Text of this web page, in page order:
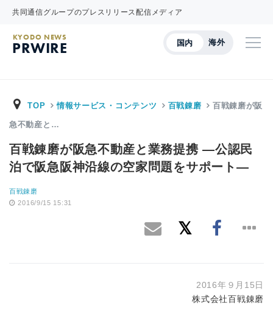
共同通信グループのプレスリリース配信メディア
国内 海外
KYODO NEWS
PRWIRE
TOP 情報サービス・コンテンツ 百戦錬磨 百戦錬磨が阪
急不動産と…
百戦錬磨が阪急不動産と業務提携 ―公認民
泊で阪急阪神沿線の空家問題をサポート―
百戦錬磨
2016/9/15 15:31
2016年９月15日
株式会社百戦錬磨